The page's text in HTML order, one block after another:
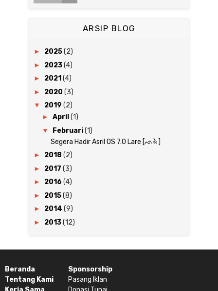
ARSIP BLOG
► 2025(2)
► 2023(4)
► 2021 (4)
► 2020 (3)
▼ 2019 (2)
► April (1)
▼ Februari(1)
Segera Hadir Asril OS 7.0 Lare [ᨒᨑᨛ]
► 2018 (2)
► 2017 (3)
► 2016 (4)
► 2015(8)
► 2014 (9)
► 2013(12)
Beranda
Tentang Kami
Sponsorship
Pasang Iklan